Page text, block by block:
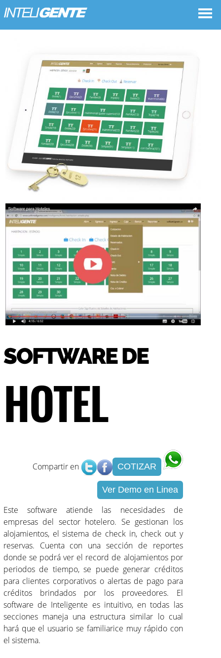
SOFTWARE DE
HOTEL
Compartir en COTIZAR
Ver Demo en Linea
Este software atiende las necesidades de
empresas del sector hotelero. Se gestionan los
alojamientos, el sistema de check in, check out y
reservas. Cuenta con una sección de reportes
donde se podrá ver el record de alojamientos por
periodos de tiempo, se puede generar créditos
para clientes corporativos o alertas de pago para
créditos brindados por los proveedores. El
software de Inteligente es intuitivo, en todas las
secciones maneja una estructura similar lo cual
hará que el usuario se familiarice muy rápido con
el sistema.